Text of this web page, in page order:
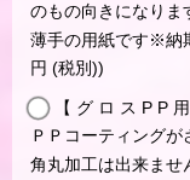
のもの向きになりま
薄手の用紙です※納
円 (税別))
【 グ ロ ス P P
ＰＰコーティング
角丸加工は出来ませ